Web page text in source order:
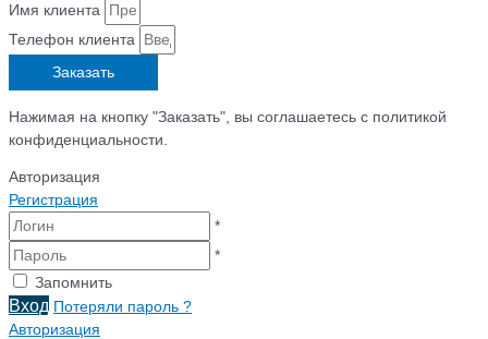
Имя клиента
Телефон клиента
Заказать
Нажимая на кнопку "Заказать", вы соглашаетесь с политикой
конфиденциальности.
Авторизация
Регистрация
*
*
Запомнить
Вход Потеряли пароль ?
Авторизация